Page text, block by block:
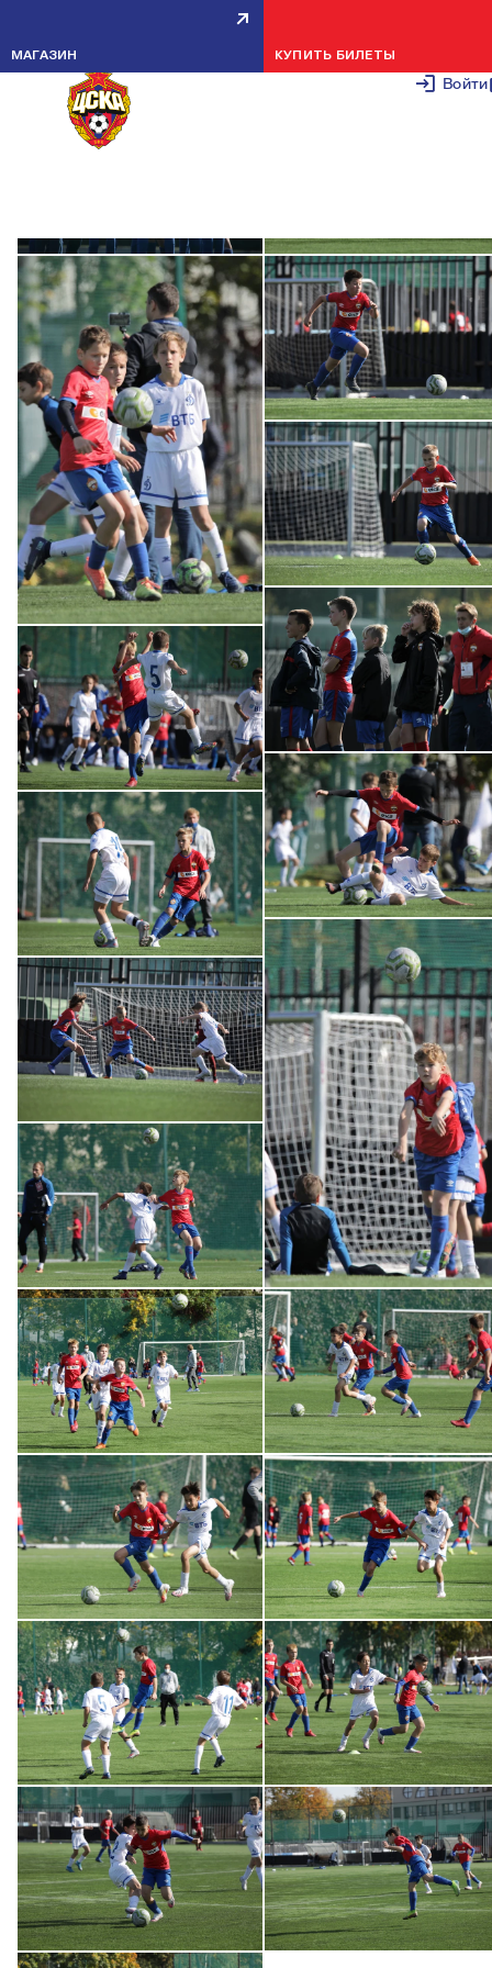
Войти
МАГАЗИН КУПИТЬ БИЛЕТЫ
ДИНАМО-2009 — ПФК ЦСКА-2009
29 СЕНТЯБРЯ